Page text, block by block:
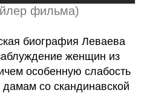
фильма)
биография Леваева
женщин из
особенную слабость
со скандинавской